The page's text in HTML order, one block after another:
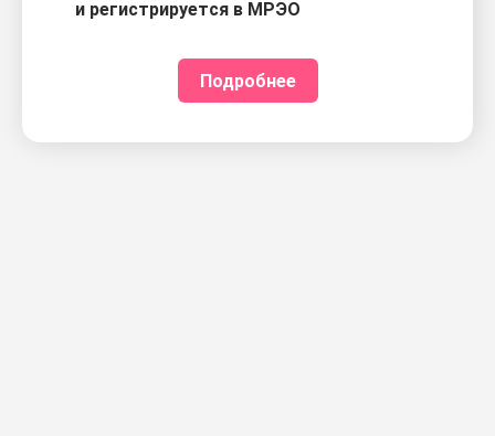
и регистрируется в МРЭО
Подробнее